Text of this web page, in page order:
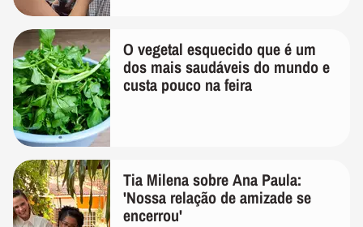
O vegetal esquecido que é um
dos mais saudáveis do mundo e
custa pouco na feira
Tia Milena sobre Ana Paula:
'Nossa relação de amizade se
encerrou'